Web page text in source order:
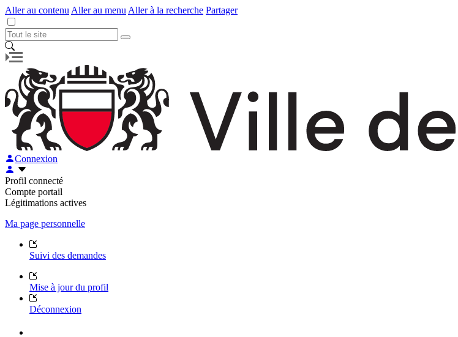
Aller au contenu Aller au menu Aller à la recherche Partager
Connexion
Profil connecté
Compte portail
Légitimations actives
Ma page personnelle
Suivi des demandes
Mise à jour du profil
Déconnexion